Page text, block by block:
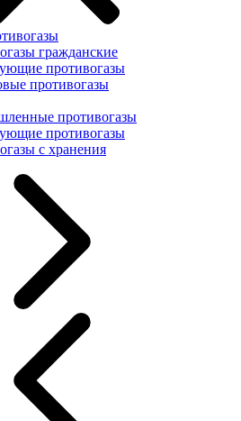
гражданские
противогазы
противогазы
противогазы
противогазы
с хранения